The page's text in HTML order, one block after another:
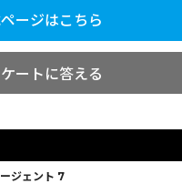
ージはこちら
ートに答える
ジェント 7